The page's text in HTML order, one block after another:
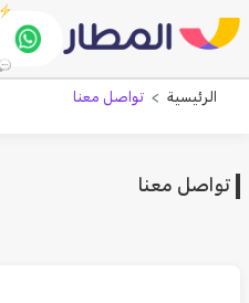
الرئيسية تواصل معنا
تواصل معنا